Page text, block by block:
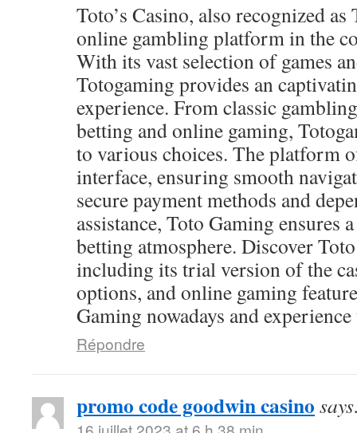
Toto’s Casino, also recognized
online gambling platform in the
With its vast selection of games
Totogaming provides an
experience. From classic
betting and online gaming,
to various choices. The platform
interface, ensuring smooth
secure payment methods and
assistance, Toto Gaming ensures
betting atmosphere. Discover
including its trial version of the
options, and online gaming
Gaming nowadays and
Répondre
promo code goodwin casino